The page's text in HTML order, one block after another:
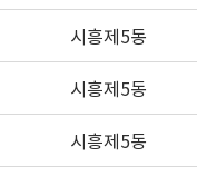
시흥제5동
시흥제5동
시흥제5동